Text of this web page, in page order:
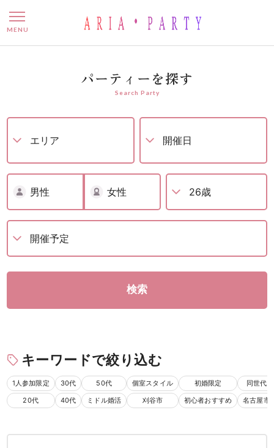
婚活パーティー – 名古屋で婚
MENU
パーティーを探す
Search Party
男性 女性
検索
キーワードで絞り込む
1人参加限定
20代
30代
40代
50代
ミドル婚活
個室スタイル
刈谷市
初婚限定
初心者おすすめ
同世代
名古屋市